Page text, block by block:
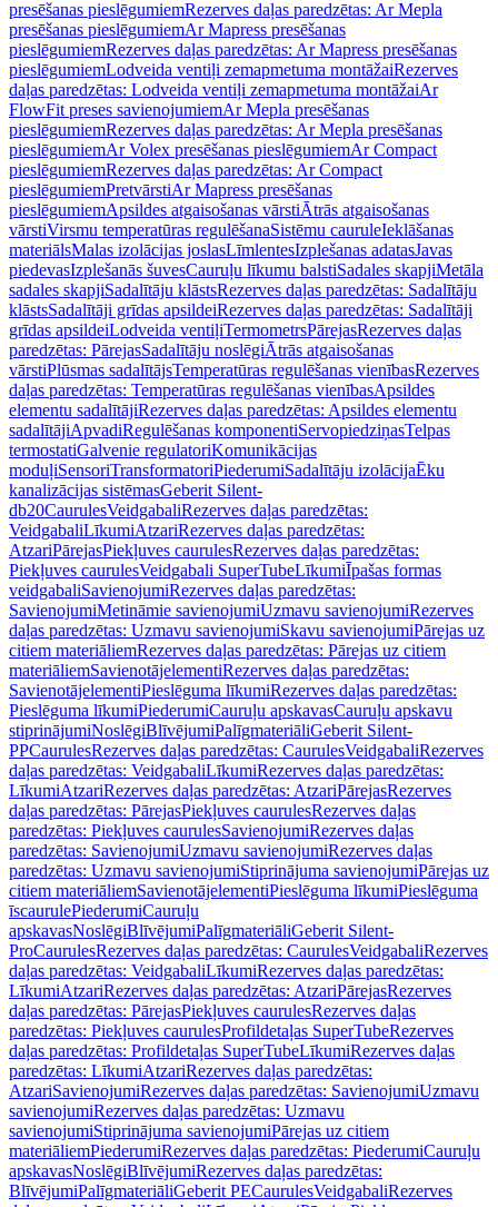
presēšanas pieslēgumiemRezerves daļas paredzētas: Ar Mepla
presēšanas pieslēgumiemAr Mapress presēšanas
pieslēgumiemRezerves daļas paredzētas: Ar Mapress presēšanas
pieslēgumiemLodveida ventiļi zemapmetuma montāžaiRezerves
daļas paredzētas: Lodveida ventiļi zemapmetuma montāžaiAr
FlowFit preses savienojumiemAr Mepla presēšanas
pieslēgumiemRezerves daļas paredzētas: Ar Mepla presēšanas
pieslēgumiemAr Volex presēšanas pieslēgumiemAr Compact
pieslēgumiemRezerves daļas paredzētas: Ar Compact
pieslēgumiemPretvārstiAr Mapress presēšanas
pieslēgumiemApsildes atgaisošanas vārstiĀtrās atgaisošanas
vārstiVirsmu temperatūras regulēšanaSistēmu cauruleIeklāšanas
materiālsMalas izolācijas joslasLīmlentesIzplešanas adatasJavas
piedevasIzplešanās šuvesCauruļu līkumu balstiSadales skapjiMetāla
sadales skapjiSadalītāju klāstsRezerves daļas paredzētas: Sadalītāju
klāstsSadalītāji grīdas apsildeiRezerves daļas paredzētas: Sadalītāji
grīdas apsildeiLodveida ventiļiTermometrsPārejasRezerves daļas
paredzētas: PārejasSadalītāju noslēgiĀtrās atgaisošanas
vārstiPlūsmas sadalītājsTemperatūras regulēšanas vienībasRezerves
daļas paredzētas: Temperatūras regulēšanas vienībasApsildes
elementu sadalītājiRezerves daļas paredzētas: Apsildes elementu
sadalītājiApvadiRegulēšanas komponentiServopiedziņasTelpas
termostatiGalvenie regulatoriKomunikācijas
moduļiSensoriTransformatoriPiederumiSadalītāju izolācijaĒku
kanalizācijas sistēmasGeberit Silent-
db20CaurulesVeidgabaliRezerves daļas paredzētas:
VeidgabaliLīkumiAtzariRezerves daļas paredzētas:
AtzariPārejasPiekļuves caurulesRezerves daļas paredzētas:
Piekļuves caurulesVeidgabali SuperTubeLīkumiĪpašas formas
veidgabaliSavienojumiRezerves daļas paredzētas:
SavienojumiMetināmie savienojumiUzmavu savienojumiRezerves
daļas paredzētas: Uzmavu savienojumiSkavu savienojumiPārejas uz
citiem materiāliemRezerves daļas paredzētas: Pārejas uz citiem
materiāliemSavienotājelementiRezerves daļas paredzētas:
SavienotājelementiPieslēguma līkumiRezerves daļas paredzētas:
Pieslēguma līkumiPiederumiCauruļu apskavasCauruļu apskavu
stiprinājumiNoslēgiBlīvējumiPalīgmateriāliGeberit Silent-
PPCaurulesRezerves daļas paredzētas: CaurulesVeidgabaliRezerves
daļas paredzētas: VeidgabaliLīkumiRezerves daļas paredzētas:
LīkumiAtzariRezerves daļas paredzētas: AtzariPārejasRezerves
daļas paredzētas: PārejasPiekļuves caurulesRezerves daļas
paredzētas: Piekļuves caurulesSavienojumiRezerves daļas
paredzētas: SavienojumiUzmavu savienojumiRezerves daļas
paredzētas: Uzmavu savienojumiStiprinājuma savienojumiPārejas uz
citiem materiāliemSavienotājelementiPieslēguma līkumiPieslēguma
īscaurulePiederumiCauruļu
apskavasNoslēgiBlīvējumiPalīgmateriāliGeberit Silent-
ProCaurulesRezerves daļas paredzētas: CaurulesVeidgabaliRezerves
daļas paredzētas: VeidgabaliLīkumiRezerves daļas paredzētas:
LīkumiAtzariRezerves daļas paredzētas: AtzariPārejasRezerves
daļas paredzētas: PārejasPiekļuves caurulesRezerves daļas
paredzētas: Piekļuves caurulesProfildetaļas SuperTubeRezerves
daļas paredzētas: Profildetaļas SuperTubeLīkumiRezerves daļas
paredzētas: LīkumiAtzariRezerves daļas paredzētas:
AtzariSavienojumiRezerves daļas paredzētas: SavienojumiUzmavu
savienojumiRezerves daļas paredzētas: Uzmavu
savienojumiStiprinājuma savienojumiPārejas uz citiem
materiāliemPiederumiRezerves daļas paredzētas: PiederumiCauruļu
apskavasNoslēgiBlīvējumiRezerves daļas paredzētas:
BlīvējumiPalīgmateriāliGeberit PECaurulesVeidgabaliRezerves